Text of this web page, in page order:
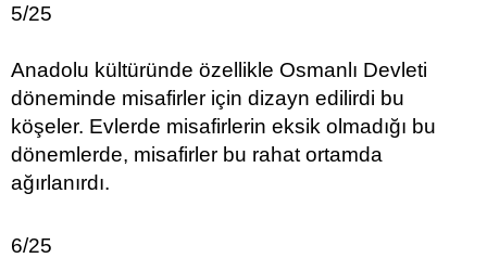
5/25
Anadolu kültüründe özellikle Osmanlı Devleti
döneminde misafirler için dizayn edilirdi bu
köşeler. Evlerde misafirlerin eksik olmadığı bu
dönemlerde, misafirler bu rahat ortamda
ağırlanırdı.
6/25